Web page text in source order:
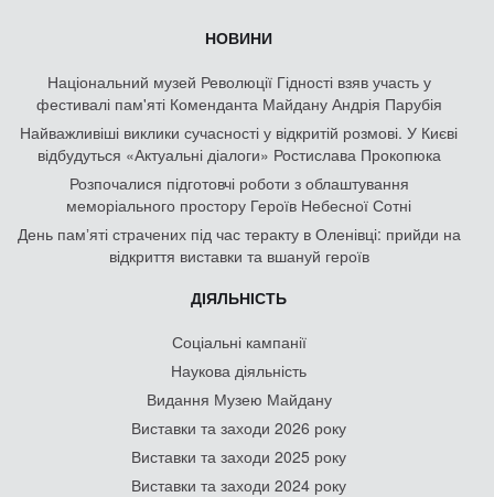
НОВИНИ
Національний музей Революції Гідності взяв участь у
фестивалі пам'яті Коменданта Майдану Андрія Парубія
Найважливіші виклики сучасності у відкритій розмові. У Києві
відбудуться «Актуальні діалоги» Ростислава Прокопюка
Розпочалися підготовчі роботи з облаштування
меморіального простору Героїв Небесної Сотні
День памʼяті страчених під час теракту в Оленівці: прийди на
відкриття виставки та вшануй героїв
ДІЯЛЬНІСТЬ
Соціальні кампанії
Наукова діяльність
Видання Музею Майдану
Виставки та заходи 2026 року
Виставки та заходи 2025 року
Виставки та заходи 2024 року